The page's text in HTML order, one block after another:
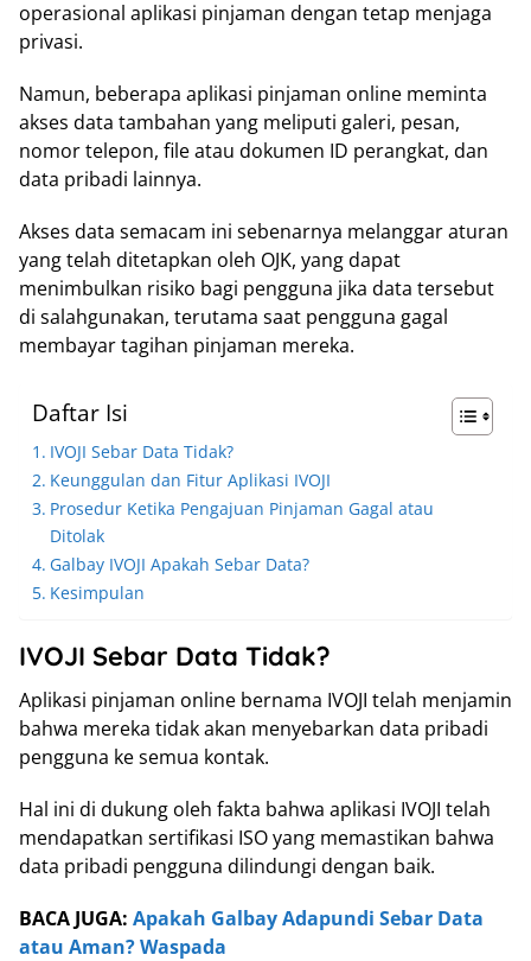
operasional aplikasi pinjaman dengan tetap menjaga
privasi.
Namun, beberapa aplikasi pinjaman online meminta
akses data tambahan yang meliputi galeri, pesan,
nomor telepon, file atau dokumen ID perangkat, dan
data pribadi lainnya.
Akses data semacam ini sebenarnya melanggar aturan
yang telah ditetapkan oleh OJK, yang dapat
menimbulkan risiko bagi pengguna jika data tersebut
di salahgunakan, terutama saat pengguna gagal
membayar tagihan pinjaman mereka.
Daftar Isi
IVOJI Sebar Data Tidak?
Keunggulan dan Fitur Aplikasi IVOJI
Prosedur Ketika Pengajuan Pinjaman Gagal atau
Ditolak
Galbay IVOJI Apakah Sebar Data?
Kesimpulan
IVOJI Sebar Data Tidak?
Aplikasi pinjaman online bernama IVOJI telah menjamin
bahwa mereka tidak akan menyebarkan data pribadi
pengguna ke semua kontak.
Hal ini di dukung oleh fakta bahwa aplikasi IVOJI telah
mendapatkan sertifikasi ISO yang memastikan bahwa
data pribadi pengguna dilindungi dengan baik.
BACA JUGA: Apakah Galbay Adapundi Sebar Data
atau Aman? Waspada